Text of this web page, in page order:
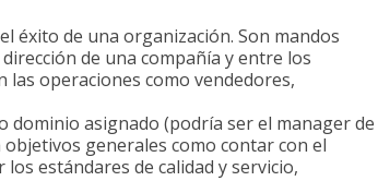
éxito de una organización. Son mandos
de una compañía y entre los
operaciones como vendedores,
dominio asignado (podría ser el manager de
generales como contar con el
estándares de calidad y servicio,